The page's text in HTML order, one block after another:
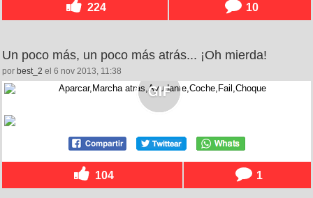
224 10
Un poco más, un poco más atrás... ¡Oh mierda!
por best_2 el 6 nov 2013, 11:38
104 1